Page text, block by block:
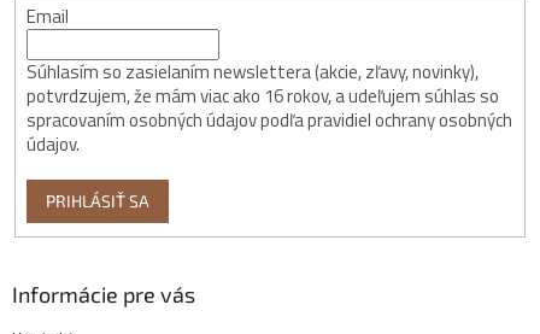
Email
Súhlasím so zasielaním newslettera (akcie, zľavy, novinky),
potvrdzujem, že mám viac ako 16 rokov, a udeľujem súhlas so
spracovaním osobných údajov podľa pravidiel ochrany osobných
údajov.
PRIHLÁSIŤ SA
Informácie pre vás